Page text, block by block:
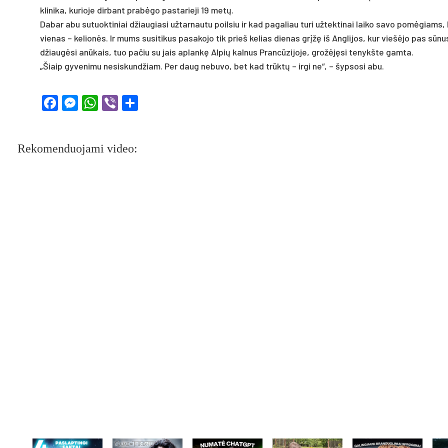
kli­ni­ka, ku­rio­je dir­bant pra­bėgo pa­sta­rie­ji 19 metų.
Da­bar abu su­tuok­ti­niai džiau­gia­si už­tar­nau­tu poil­siu ir kad pa­ga­liau tu­ri už­tek­ti­nai lai­ko sa­vo po­mėgiams,
vie­nas – ke­lionės. Ir mums su­si­ti­kus pa­sa­ko­jo tik prie­š ke­lias die­nas grįžę iš Ang­li­jos, kur viešė­jo pas
džiaugė­si anū­kais, tuo pa­čiu su jais ap­lankę Al­pių kal­nus Prancū­zi­jo­je, grožėję­si te­nykš­te gam­ta.
„Šiaip gy­ve­ni­mu ne­si­skund­žiam. Per daug ne­bu­vo, bet kad trūktų – ir­gi ne“, – šyp­so­si abu.
Facebook
Messenger
WhatsApp
Viber
Rekomenduojami video: